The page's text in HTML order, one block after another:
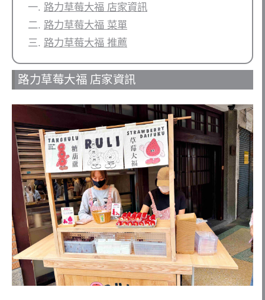
路力草莓大福 店家資訊
路力草莓大福 菜單
路力草莓大福 推薦
路力草莓大福 店家資訊